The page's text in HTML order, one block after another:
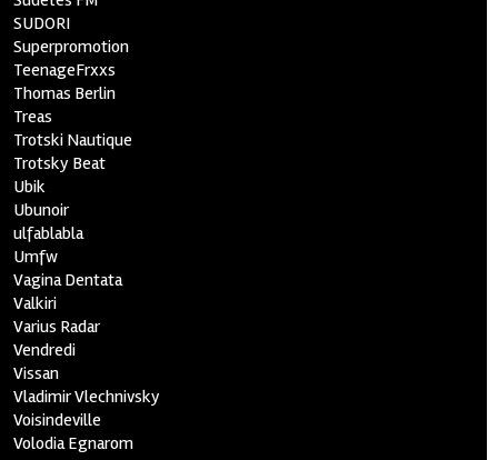
SUDORI
Superpromotion
TeenageFrxxs
Thomas Berlin
Treas
Trotski Nautique
Trotsky Beat
Ubik
Ubunoir
ulfablabla
Umfw
Vagina Dentata
Valkiri
Varius Radar
Vendredi
Vissan
Vladimir Vlechnivsky
Voisindeville
Volodia Egnarom